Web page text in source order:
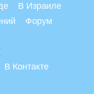
В Израиле
Форум
В Контакте